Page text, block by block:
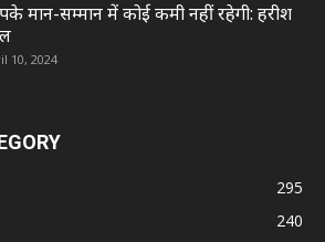
मान-सम्मान में कोई कमी नहीं रहेगी: हरीश
10, 2024
295
240